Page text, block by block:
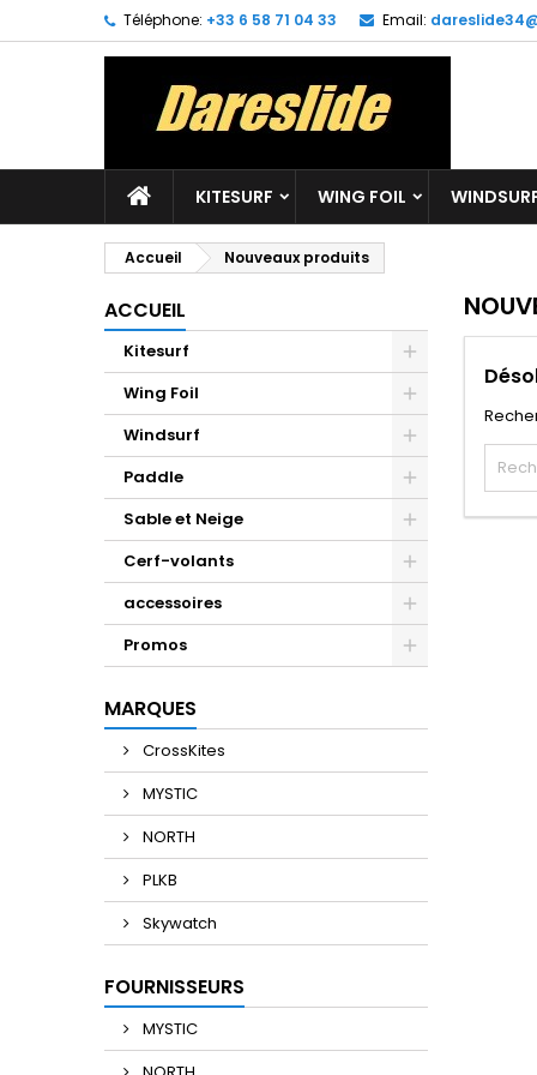
Téléphone: +33 6 58 71 04 33 Email:
KITESURF WING FOIL
Accueil Nouveaux produits
ACCUEIL
Kitesurf
Wing Foil
Windsurf
Paddle
Sable et Neige
Cerf-volants
accessoires
Promos
MARQUES
CrossKites
MYSTIC
NORTH
PLKB
Skywatch
FOURNISSEURS
MYSTIC